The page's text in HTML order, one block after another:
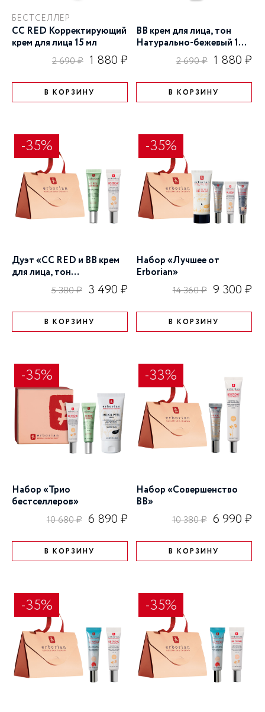
БЕСТСЕЛЛЕР
CC RED Корректирующий
крем для лица 15 мл
2 690 ₽ 1 880 ₽
В КОРЗИНУ
BB крем для лица, тон
Натурально-бежевый 15
2 690 ₽ 1 880 ₽
В КОРЗИНУ
-35%
Дуэт «CC RED и BB крем
для лица, тон
Натурально-бежевый»
5 380 ₽ 3 490 ₽
В КОРЗИНУ
-35%
Набор «Лучшее от
Erborian»
14 360 ₽ 9 300 ₽
В КОРЗИНУ
-35%
Набор «Трио
бестселлеров»
10 680 ₽ 6 890 ₽
В КОРЗИНУ
-33%
Набор «Совершенство
BB»
10 380 ₽ 6 990 ₽
В КОРЗИНУ
-35% -35%